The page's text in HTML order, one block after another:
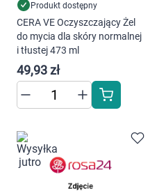
Produkt dostępny
CERA VE Oczyszczający Żel
do mycia dla skóry normalnej
i tłustej 473 ml
49,93 zł